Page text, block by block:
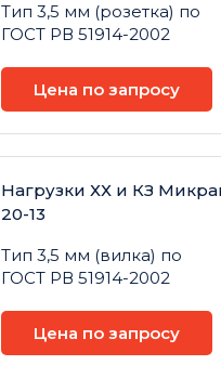
Тип 3,5 мм (розетка) по
ГОСТ РВ 51914-2002
Цена по запросу
Нагрузки ХХ и КЗ
20-13
Тип 3,5 мм (вилка) по
ГОСТ РВ 51914-2002
Цена по запросу